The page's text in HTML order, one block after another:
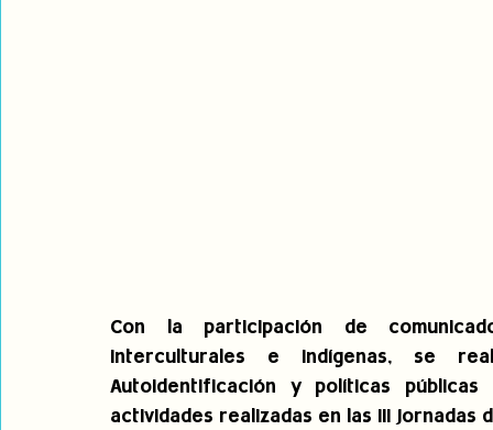
Con la participación de
interculturales e indígenas, se
Autoidentificación y políticas
actividades realizadas en las III Jornadas